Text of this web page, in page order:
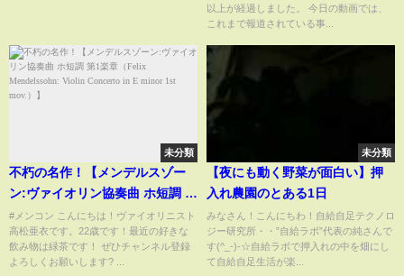
以上が経過しました。 今日の動画では、
これまで報道されている事...
未分類
不朽の名作！【メンデルスゾー
ン:ヴァイオリン協奏曲 ホ短調 第
1楽章（Felix Mendelssohn:
Violin Concerto in E minor 1st
mov.）】
#メンコン こんにちは！ヴァイオリニスト
高松亜衣です。22歳です！最近の好きな
飲み物は緑茶です！ ぜひチャンネル登録
よろしくお願いします? ...
未分類
【夜にも動く野菜が面白い】押
入れ農園のとある1日
みなさん！こんにちわ！自給自足テクノロ
ジー研究所・・”自給ラボ”代表の純さんで
す(^_-)-☆自給ラボで押入れの中を畑にし
て自給自足生活が楽...